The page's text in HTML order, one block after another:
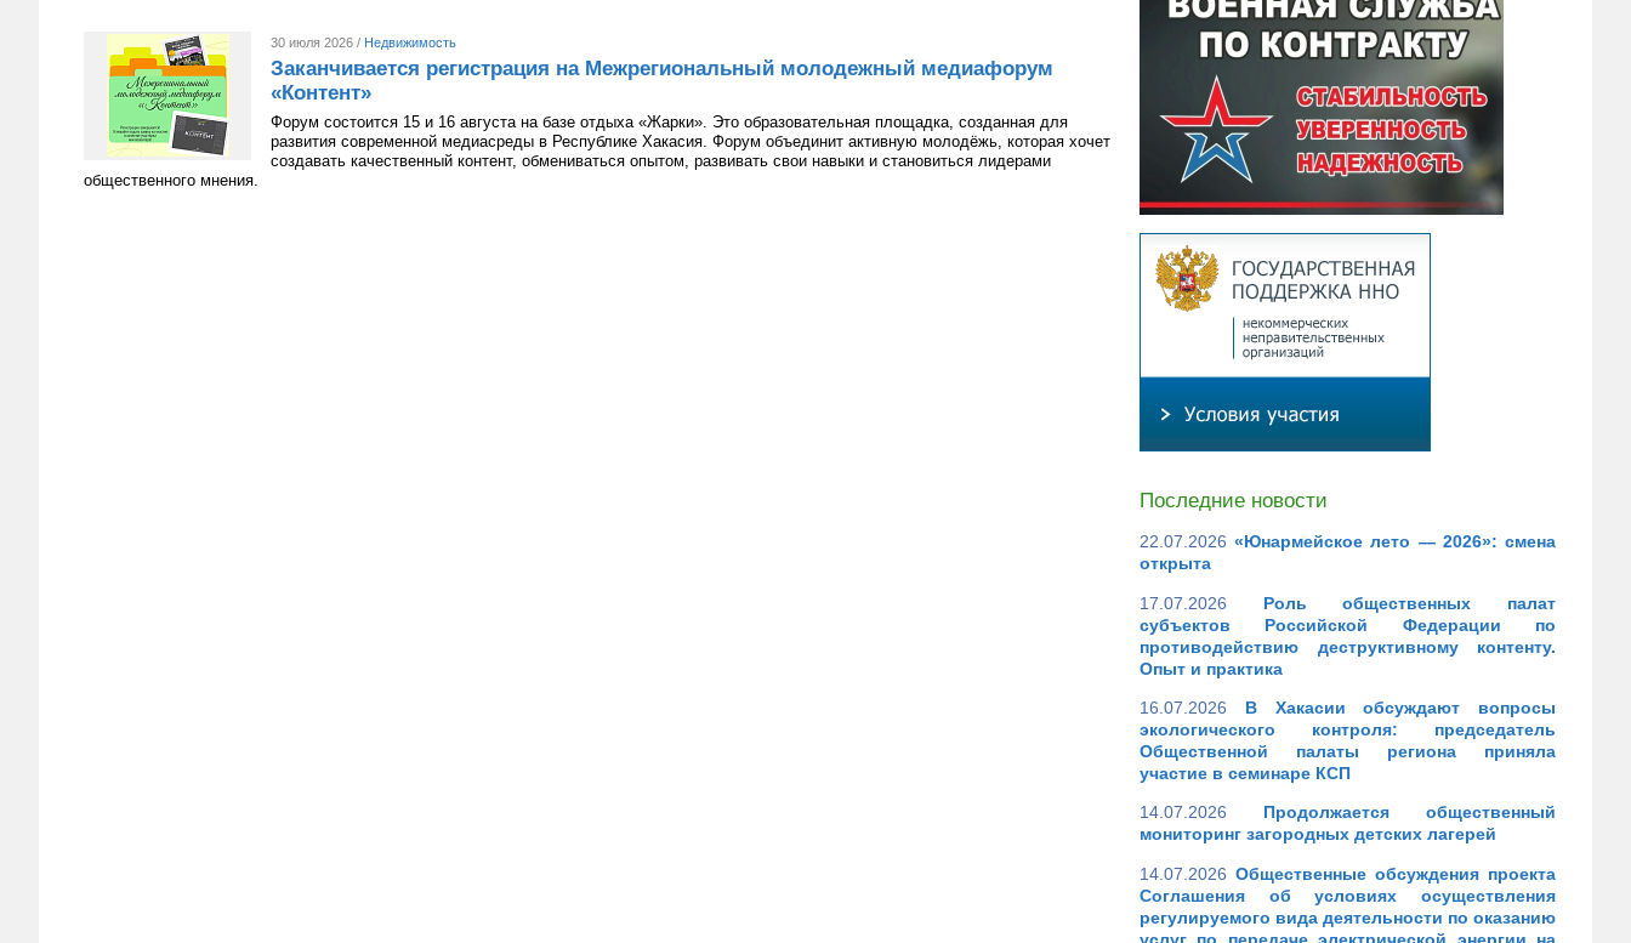
30 июля 2026 / Недвижимость
Заканчивается регистрация на Межрегиональный молодежный медиафорум
«Контент»
Форум состоится 15 и 16 августа на базе отдыха «Жарки». Это образовательная площадка, созданная для
развития современной медиасреды в Республике Хакасия. Форум объединит активную молодёжь, которая хочет
создавать качественный контент, обмениваться опытом, развивать свои навыки и становиться лидерами
общественного мнения.
Последние новости
22.07.2026 «Юнармейское лето — 2026»: смена
открыта
17.07.2026
Роль общественных палат
субъектов Российской Федерации по
противодействию деструктивному контенту.
Опыт и практика
16.07.2026
В Хакасии обсуждают вопросы
экологического контроля: председатель
Общественной палаты региона приняла
участие в семинаре КСП
14.07.2026
Продолжается общественный
мониторинг загородных детских лагерей
14.07.2026 Общественные обсуждения проекта
Соглашения об условиях осуществления
регулируемого вида деятельности по оказанию
услуг по передаче электрической энергии на